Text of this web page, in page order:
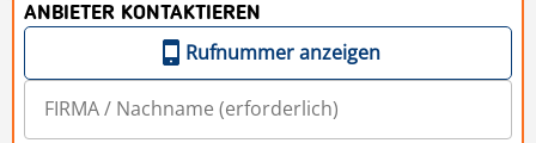
ANBIETER KONTAKTIEREN
Rufnummer anzeigen